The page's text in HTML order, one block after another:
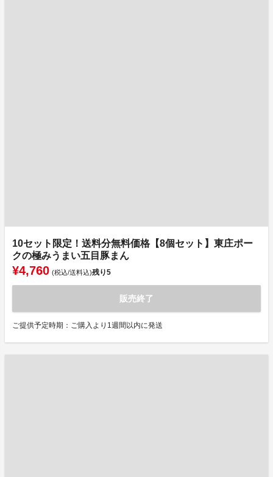
10セット限定！送料分無料価格【8個セット】東庄ポー
クの極みうまい五目豚まん
¥4,760 (税込/送料込)残り5
販売終了
ご提供予定時期：ご購入より1週間以内に発送